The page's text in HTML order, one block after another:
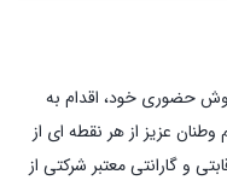
حضوری خود، اقدام به
عزیز از هر نقطه ای از
و گارانتی معتبر شرکتی از